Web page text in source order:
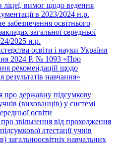
ліцеї, вимог щодо ведення
в 2023/2024 н.р.
забезпечення освітнього
загальної середньої
2025 н.р.
освіти і науки України
2024 Р. № 1093 «Про
рекомендацій щодо
результатів навчання»
державну підсумкову
(вихованців) у системі
освіти
про звільнення від проходження
атестації учнів
загальноосвітніх навчальних